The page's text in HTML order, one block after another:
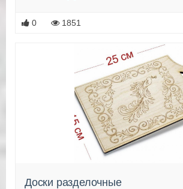
0 1851
Доски разделочные